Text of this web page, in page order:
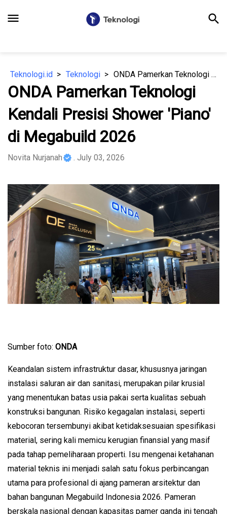
menu search
Teknologi.id Teknologi ONDA Pamerkan Teknologi Kendali Presisi Shower 'Piano' di Megabuild 2026
ONDA Pamerkan Teknologi
Kendali Presisi Shower 'Piano'
di Megabuild 2026
Novita Nurjanah . July 03, 2026
Sumber foto: ONDA
Keandalan sistem infrastruktur dasar, khususnya jaringan
instalasi saluran air dan sanitasi, merupakan pilar krusial
yang menentukan batas usia pakai serta kualitas sebuah
konstruksi bangunan. Risiko kegagalan instalasi, seperti
kebocoran tersembunyi akibat ketidaksesuaian spesifikasi
material, sering kali memicu kerugian finansial yang masif
pada tahap pemeliharaan properti. Isu mengenai ketahanan
material teknis ini menjadi salah satu fokus perbincangan
utama para profesional di ajang pameran arsitektur dan
bahan bangunan Megabuild Indonesia 2026. Pameran
berskala nasional dengan kapasitas pamer ganda ini tengah